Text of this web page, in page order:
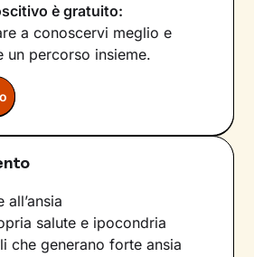
è gratuito:
a conoscervi meglio e
un percorso insieme.
salute e ipocondria
che generano forte ansia